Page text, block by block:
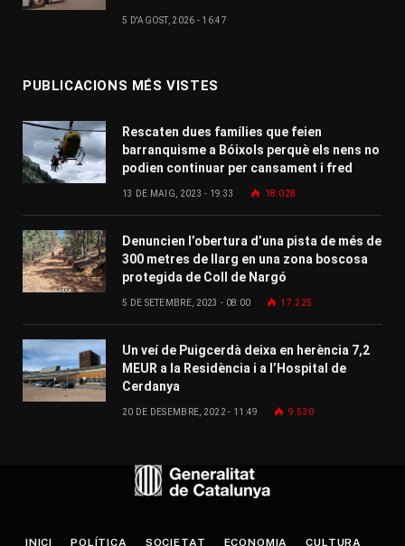
5 D'AGOST, 2026 - 16:47
PUBLICACIONS MÉS VISTES
Rescaten dues famílies que feien
barranquisme a Bóixols perquè els nens no
podien continuar per cansament i fred
13 DE MAIG, 2023 - 19:33 18.028
Denuncien l’obertura d’una pista de més de
300 metres de llarg en una zona boscosa
protegida de Coll de Nargó
5 DE SETEMBRE, 2023 - 08:00 17.225
Un veí de Puigcerdà deixa en herència 7,2
MEUR a la Residència i a l’Hospital de
Cerdanya
20 DE DESEMBRE, 2022 - 11:49 9.530
INICI POLÍTICA SOCIETAT ECONOMIA CULTURA